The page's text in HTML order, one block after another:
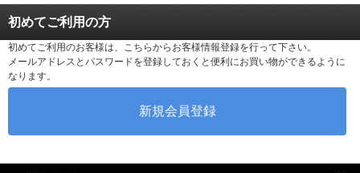
初めてご利用の方
初めてご利用のお客様は、こちらからお客様情報登録を行って下さい。
メールアドレスとパスワードを登録しておくと便利にお買い物ができるように
なります。